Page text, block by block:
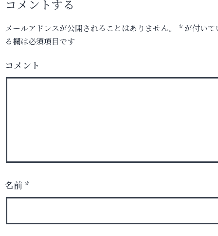
コメントする
メールアドレスが公開されることはありません。 *が付いて
る欄は必須項目です
コメント
名前 *